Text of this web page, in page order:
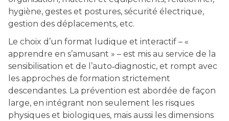
hygiène, gestes et postures, sécurité électrique,
gestion des déplacements, etc.
Le choix d’un format ludique et interactif – «
apprendre en s’amusant » – est mis au service de la
sensibilisation et de l’auto‑diagnostic, et rompt avec
les approches de formation strictement
descendantes. La prévention est abordée de façon
large, en intégrant non seulement les risques
physiques et biologiques, mais aussi les dimensions